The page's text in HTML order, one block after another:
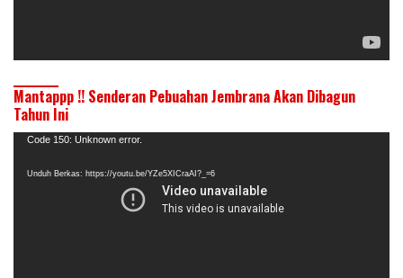
Mantappp !! Senderan Pebuahan Jembrana Akan Dibagun
Tahun Ini
Pemutar
Code 150: Unknown error.
Unduh Berkas: https://youtu.be/YZe5XICraAI?_=6